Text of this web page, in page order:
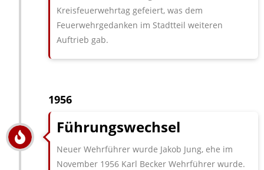
Kreisfeuerwehrtag gefeiert, was dem
Feuerwehrgedanken im Stadtteil weiteren
Auftrieb gab.
1956
Führungswechsel
Neuer Wehrführer wurde Jakob Jung, ehe im
November 1956 Karl Becker Wehrführer wurde.